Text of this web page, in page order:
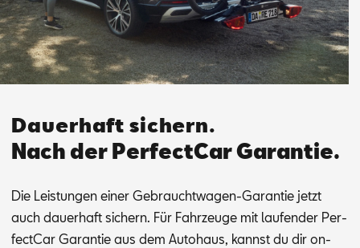
Dauerhaft sichern.
Nach der PerfectCar Garantie.
Die Leis­tun­gen ei­ner Ge­braucht­wa­gen-Ga­ran­tie jetzt
auch dau­er­haft si­chern. Für Fahr­zeu­ge mit lau­fen­der Per­
fec­t­Car Ga­ran­tie aus dem Au­to­haus, kannst du dir on­